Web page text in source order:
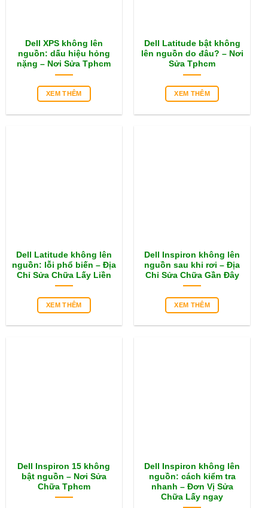
Dell XPS không lên
nguồn: dấu hiệu hỏng
nặng – Nơi Sửa Tphcm
XEM THÊM
Dell Latitude bật không
lên nguồn do đâu? – Nơi
Sửa Tphcm
XEM THÊM
Dell Latitude không lên
nguồn: lỗi phổ biến – Địa
Chỉ Sửa Chữa Lấy Liền
XEM THÊM
Dell Inspiron không lên
nguồn sau khi rơi – Địa
Chỉ Sửa Chữa Gần Đây
XEM THÊM
Dell Inspiron 15 không
bật nguồn – Nơi Sửa
Chữa Tphcm
Dell Inspiron không lên
nguồn: cách kiểm tra
nhanh – Đơn Vị Sửa
Chữa Lấy ngay